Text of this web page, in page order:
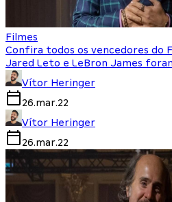
Filmes
Confira todos os vencedores do
Jared Leto e LeBron James
Vítor Heringer
26.mar.22
Vítor Heringer
26.mar.22